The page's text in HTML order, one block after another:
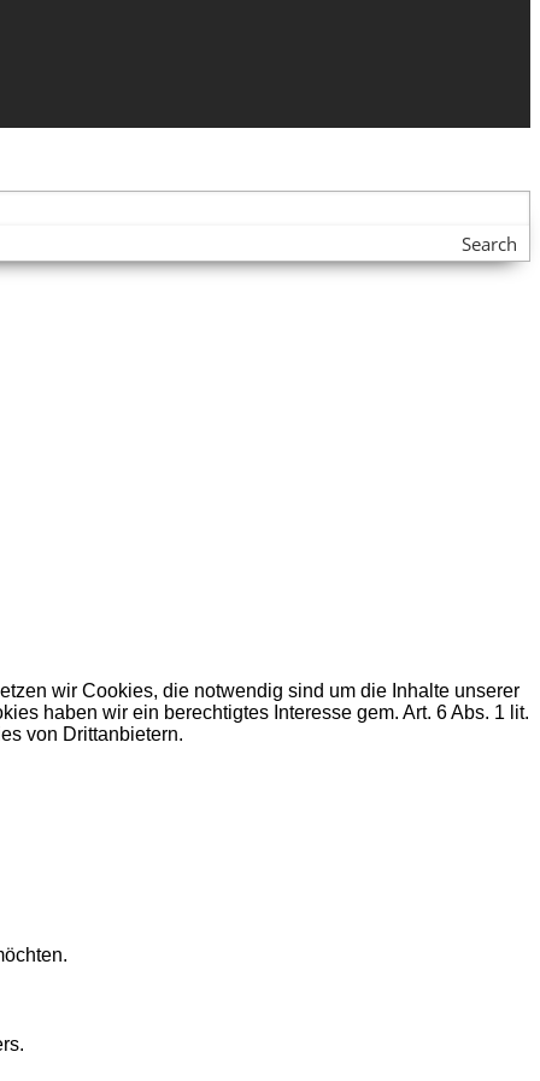
Search
wir Cookies, die notwendig sind um die Inhalte unserer
haben wir ein berechtigtes Interesse gem. Art. 6 Abs. 1 lit.
von Drittanbietern.